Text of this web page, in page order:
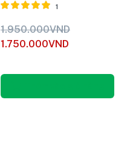
Được xếp
hạng
5.00
5
1
1.950.000VND
1.750.000VND